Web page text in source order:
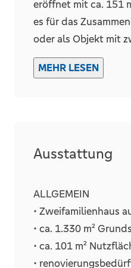
eröffnet mit ca. 151
es für das
oder als Objekt mit
Das Haus wurde
Verfügung, sodass
und die
präsentieren sich
Möglichkeiten für
zur Verfügung,
MEHR LESEN
Ausstattung
ALLGEMEIN
• Zweifamilienhaus
• ca. 1.330 m²
• ca. 101 m²
•